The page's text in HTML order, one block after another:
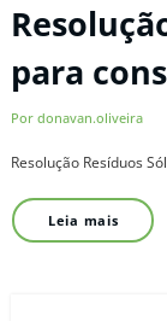
para
Por donavan.oliveira
Resolução Resíduos
Leia mais